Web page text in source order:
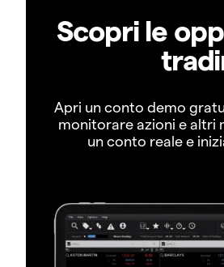
Scopri le
Apri un conto demo
monitorare azioni e altri
un conto reale e